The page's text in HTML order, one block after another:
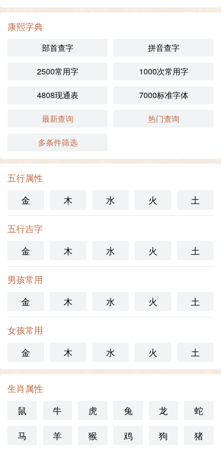
康熙字典
部首查字 拼音查字
2500常用字 1000次常用字
4808现通表 7000标准字体
最新查询 热门查询
多条件筛选
五行属性
金
木 水 火 土
五行吉字
金
木 水 火 土
男孩常用
金
木 水 火 土
女孩常用
金
木 水 火 土
生肖属性
鼠
牛 虎 兔 龙
蛇
马
羊 猴 鸡 狗 猪